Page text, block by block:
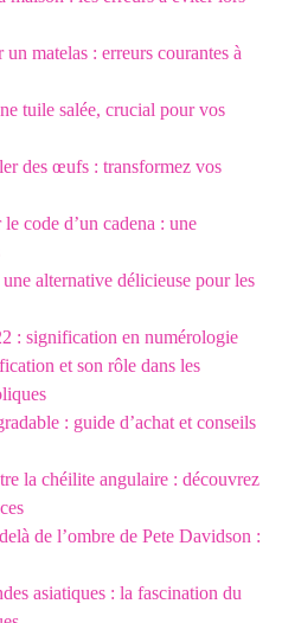
matelas : erreurs courantes à
tuile salée, crucial pour vos
des œufs : transformez vos
code d’un cadena : une
alternative délicieuse pour les
: signification en numérologie
et son rôle dans les
: guide d’achat et conseils
la chéilite angulaire : découvrez
de l’ombre de Pete Davidson :
asiatiques : la fascination du